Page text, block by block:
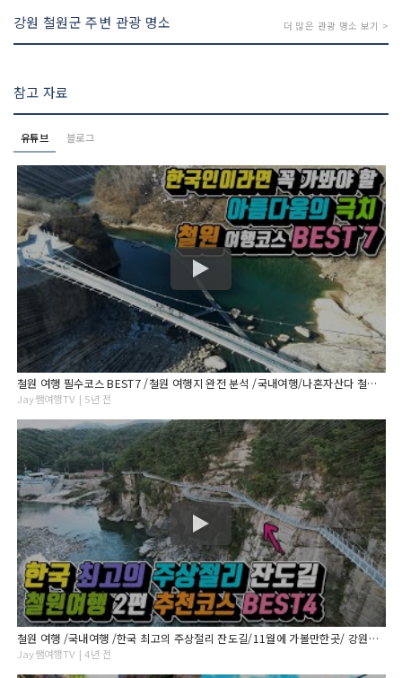
강원 철원군 주변 관광 명소 더 많은 관광 명소 보기 >
참고 자료
유튜브 블로그
철원 여행 필수코스 BEST7 /철원 여행지 완전 분석 /국내여행/나혼자산다 철원편/강원도 여행 추천 /아름다움의 극치 /은하수교 /송대소 물윗길 / 고석정 /자연과 안보 관광
Jay쌤여행TV | 5년 전
철원 여행 /국내여행 /한국 최고의 주상절리 잔도길/11월에 가볼만한곳/ 강원도 여행/고석정 꽃밭 /강원도 가볼만한곳 /가을 추천 여행지/ 한탄강 주상절리길 /강원도 추천 여행지
Jay쌤여행TV | 4년 전